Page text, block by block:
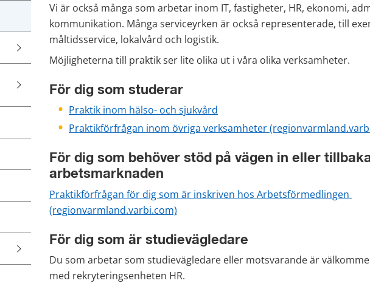
Vi är också många som arbetar inom IT, fastigheter, HR, ekonomi,
kommunikation. Många serviceyrken är också representerade, till
måltidsservice, lokalvård och logistik.
Möjligheterna till praktik ser lite olika ut i våra olika verksamheter.
För dig som studerar
Praktik inom hälso- och sjukvård
Praktikförfrågan inom övriga verksamheter
För dig som behöver stöd på vägen in eller tillbaka
arbetsmarknaden
Praktikförfrågan för dig som är inskriven hos Arbetsförmedlingen
(regionvarmland.varbi.com)
För dig som är studievägledare
Du som arbetar som studievägledare eller motsvarande är
med rekryteringsenheten HR.